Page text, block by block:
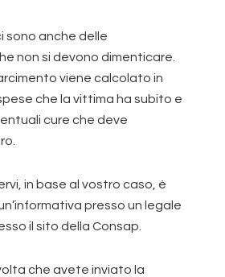
sono anche delle
non si devono dimenticare.
viene calcolato in
che la vittima ha subito e
cure che deve
in base al vostro caso, è
presso un legale
il sito della Consap.
che avete inviato la